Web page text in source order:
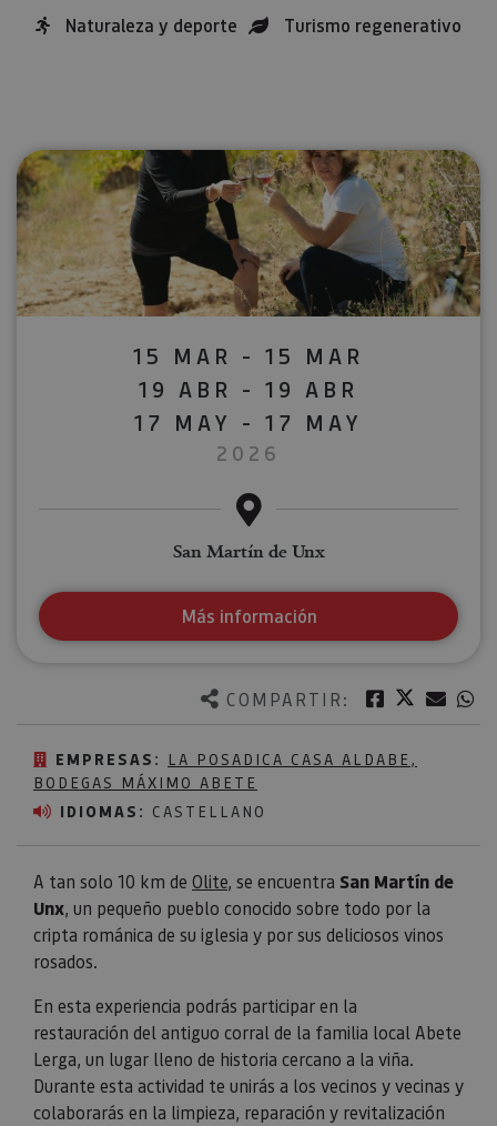
Naturaleza y deporte Turismo regenerativo
COMPARTIR: Facebook
Twitter
EMPRESAS:
LA POSADICA CASA ALDABE,
BODEGAS MÁXIMO ABETE
IDIOMAS: CASTELLANO
A tan solo 10 km de Olite, se encuentra San Martín de
Unx, un pequeño pueblo conocido sobre todo por la
cripta románica de su iglesia y por sus deliciosos vinos
rosados.
En esta experiencia podrás participar en la
restauración del antiguo corral de la familia local Abete
Lerga, un lugar lleno de historia cercano a la viña.
Durante esta actividad te unirás a los vecinos y vecinas y
colaborarás en la limpieza, reparación y revitalización
15 MAR - 15 MAR
19 ABR - 19 ABR
17 MAY - 17 MAY
2026
San Martín de Unx
Más información